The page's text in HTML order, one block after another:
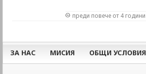
преди повече от 4 години
ЗА НАС МИСИЯ ОБЩИ УСЛОВИЯ